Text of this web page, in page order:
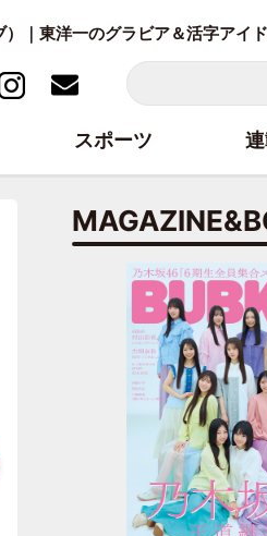
｜東洋一のグラビア＆活字アイ
スポーツ